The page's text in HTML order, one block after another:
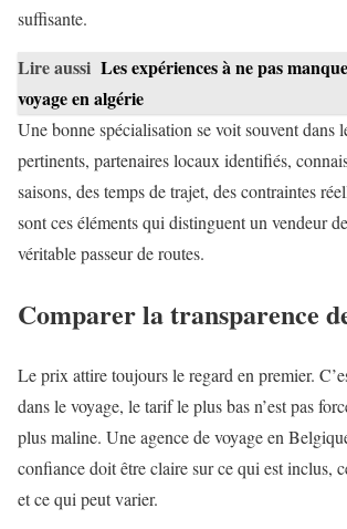
suffisante.
Lire aussi Les expériences à ne pas
voyage en algérie
Une bonne spécialisation se voit souvent dans
pertinents, partenaires locaux identifiés,
saisons, des temps de trajet, des contraintes
sont ces éléments qui distinguent un vendeur
véritable passeur de routes.
Comparer la transparence
Le prix attire toujours le regard en premier.
dans le voyage, le tarif le plus bas n’est pas
plus maline. Une agence de voyage en
confiance doit être claire sur ce qui est inclus,
et ce qui peut varier.